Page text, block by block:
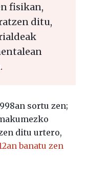
fisikan,
ditu,
sortu zen;
ditu urtero,
banatu zen